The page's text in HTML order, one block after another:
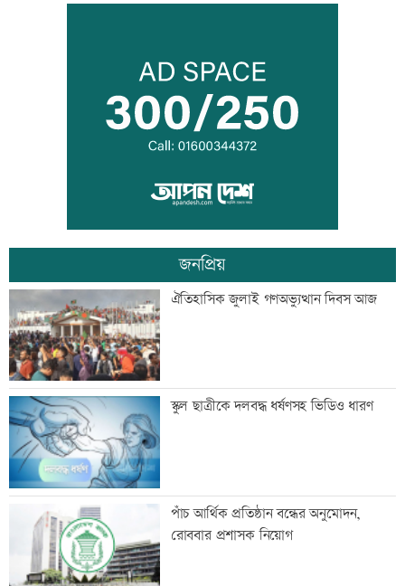
ইউএনওদের মানুষের কল্যাণে কাজ করার
আহবান প্রধানমন্ত্রীর
কালীগঞ্জে ৩ মাদকসেবীকে কারাদণ্ড
স্বেচ্ছাসেবী ফোরামের মাসব্যাপী আবৃত্তি
চিত্রাঙ্কন প্রতিযোগিতা
শাক ধুতে গিয়ে গৃহবধূর মৃত্যু
হাসিনার নির্দেশে সালাহউদ্দিন আহমদকে গুম
করা হয়: তদন্ত
জনপ্রিয়
ঐতিহাসিক জুলাই গণঅভ্যুত্থান দিবস আজ
স্কুল ছাত্রীকে দলবদ্ধ ধর্ষণসহ ভিডিও ধারণ
পাঁচ আর্থিক প্রতিষ্ঠান বন্ধের অনুমোদন,
রোববার প্রশাসক নিয়োগ